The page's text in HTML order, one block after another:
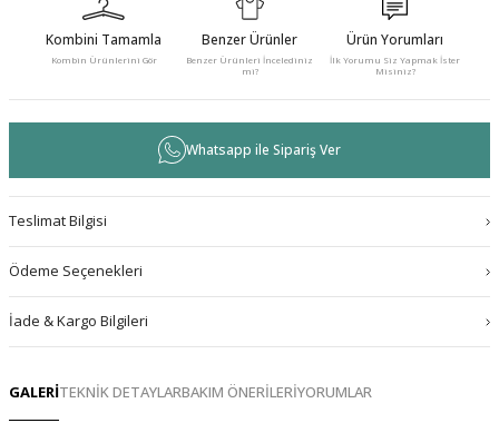
GALERİTEKNİK DETAYLARBAKIM ÖNERİLERİYORUMLAR
Kombini Tamamla
Kombin Ürünlerini Gör
Benzer Ürünler
Benzer Ürünleri İncelediniz
mi?
Ürün Yorumları
İlk Yorumu Siz Yapmak İster
Misiniz?
Whatsapp ile Sipariş Ver
Teslimat Bilgisi
Ödeme Seçenekleri
İade & Kargo Bilgileri